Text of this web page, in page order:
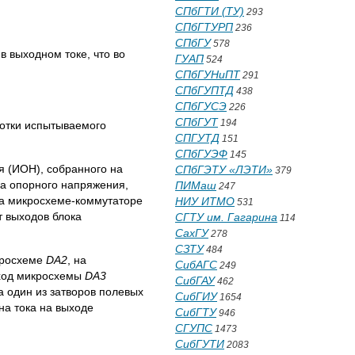
выходном токе, что во
испытываемого
(ИОН), собранного на
опорного напряжения,
микросхеме-коммутаторе
выходов блока
DA2 , на
микросхемы DA3
из затворов полевых
тока на выходе
СПбГТИ (ТУ) 293
СПбГТУРП 236
СПбГУ578
ГУАП 524
СПбГУНиПТ 291
СПбГУПТД 438
СПбГУСЭ 226
СПбГУТ 194
СПГУТД 151
СПбГУЭФ 145
СПбГЭТУ «ЛЭТИ» 379
ПИМаш 247
НИУ ИТМО 531
СГТУ им. Гагарина 114
СахГУ278
СЗТУ484
СибАГС 249
СибГАУ462
СибГИУ1654
СибГТУ946
СГУПС 1473
СибГУТИ 2083